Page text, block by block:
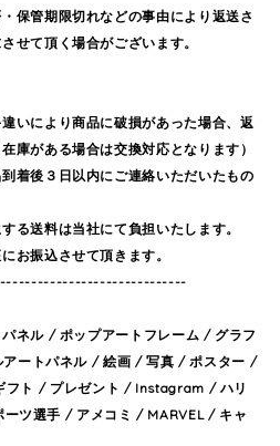
管期限切れなどの事由により返送さ
せて頂く場合がございます。
いにより商品に破損があった場合、返
庫がある場合は交換対応となります）
着後３日以内にご連絡いただいたもの
送料は当社にて負担いたします。
振込させて頂きます。
ネル / ポップアートフレーム / グラフ
アートパネル / 絵画 / 写真 / ポスター /
フト / プレゼント / Instagram / ハリ
ツ選手 / アメコミ / MARVEL / キャ